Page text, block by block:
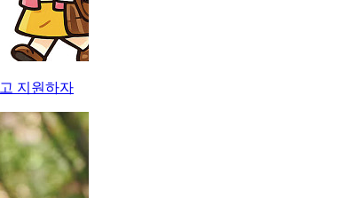
지원하자